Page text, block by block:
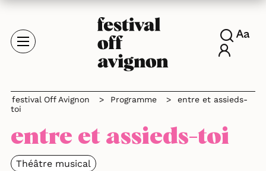
festival Off Avignon > Programme >
entre et assieds-
toi
entre et assieds-toi
Théâtre musical